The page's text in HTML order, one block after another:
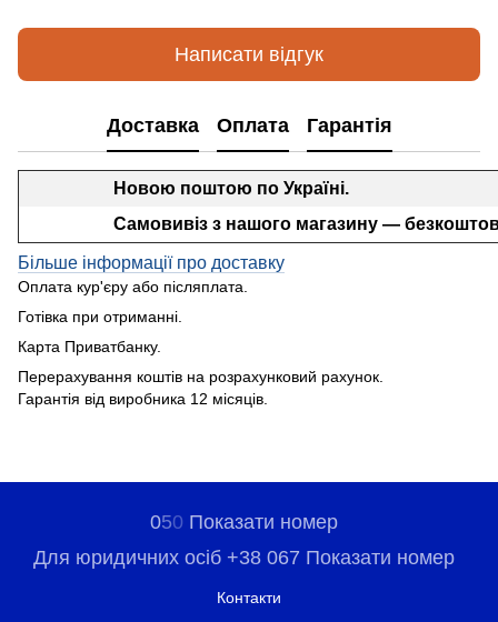
Написати відгук
Доставка Оплата Гарантія
Новою поштою по Україні.
Самовивіз з нашого магазину —
Більше інформації про доставку
Оплата кур'єру або післяплата.
Готівка при отриманні.
Карта Приватбанку.
Перерахування коштів на розрахунковий рахунок.
Гарантія від виробника 12 місяців.
050 Показати номер
Для юридичних осіб +38 067 Показати номер
Контакти